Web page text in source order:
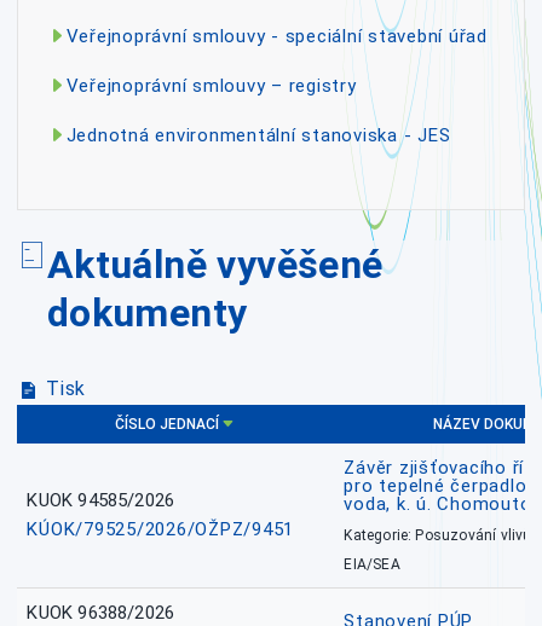
Veřejnoprávní smlouvy - speciální stavební úřad
Veřejnoprávní smlouvy – registry
Jednotná environmentální stanoviska - JES
Aktuálně vyvěšené
dokumenty
Tisk
ČÍSLO JEDNACÍ NÁZEV
KUOK 94585/2026
KÚOK/79525/2026/OŽPZ/9451
Závěr zjišťovacího
pro tepelné čerpadlo
voda, k. ú. Chomoutov
Kategorie: Posuzování vlivů
EIA/SEA
KUOK 96388/2026
Stanovení PÚP